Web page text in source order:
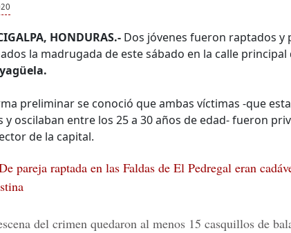
HONDURAS.- Dos jóvenes fueron raptados
la madrugada de este sábado en la calle principal
preliminar se conoció que ambas víctimas -que
y oscilaban entre los 25 a 30 años de edad- fueron
de la capital.
pareja raptada en las Faldas de El Pedregal eran
del crimen quedaron al menos 15 casquillos de